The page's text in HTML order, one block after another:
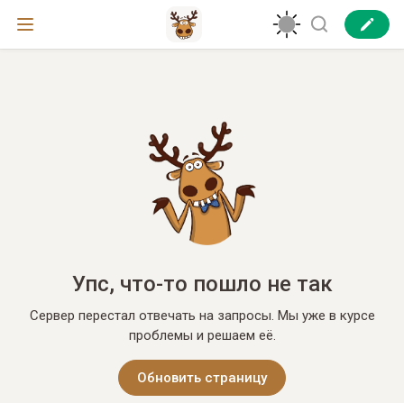
Упс, что-то пошло не так
Сервер перестал отвечать на запросы. Мы уже в курсе
проблемы и решаем её.
Обновить страницу